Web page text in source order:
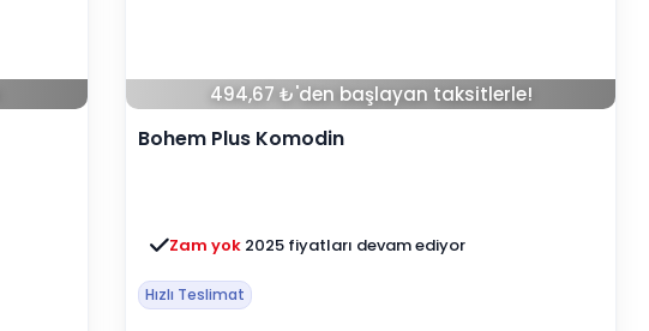
494,67 ₺'den başlayan taksitlerle!
Bohem Plus Komodin
Zam yok 2025 fiyatları devam ediyor
Hızlı Teslimat